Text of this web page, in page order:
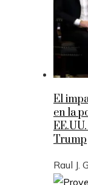
El
en la
Trump
Raul J.